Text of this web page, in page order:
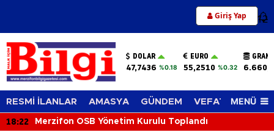
Giriş Yap 12
DOLAR
47,7436 %0.18
EURO
55,2510 %0.32
RESMİ İLANLAR AMASYA GÜNDEM VEFAT EDENLER
MENÜ
18:22 Merzifon OSB Yönetim Kurulu Toplandı